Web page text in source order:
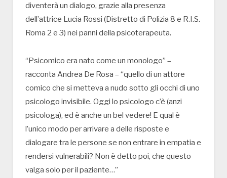
diventerà un dialogo, grazie alla presenza
dell’attrice Lucia Rossi (Distretto di Polizia 8 e R.I.S.
Roma 2 e 3) nei panni della psicoterapeuta.
“Psicomico era nato come un monologo” –
racconta Andrea De Rosa – “quello di un attore
comico che si metteva a nudo sotto gli occhi di uno
psicologo invisibile. Oggi lo psicologo c’è (anzi
psicologa), ed è anche un bel vedere! E qual è
l’unico modo per arrivare a delle risposte e
dialogare tra le persone se non entrare in empatia e
rendersi vulnerabili? Non è detto poi, che questo
valga solo per il paziente…”